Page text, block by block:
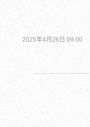
2025年4月26日 09:00